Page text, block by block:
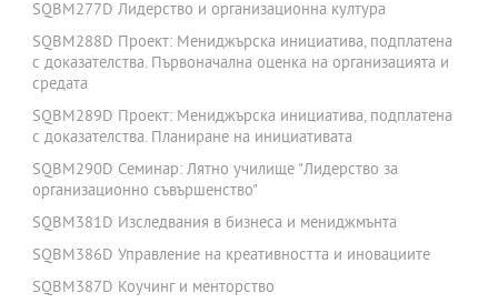
SQBM277D Лидерство и организационна култура
SQBM288D Проект: Мениджърска инициатива, подплатена
с доказателства. Първоначална оценка на организацията и
средата
SQBM289D Проект: Мениджърска инициатива, подплатена
с доказателства. Планиране на инициативата
SQBM290D Семинар: Лятно училище "Лидерство за
организационно съвършенство"
SQBM381D Изследвания в бизнеса и мениджмънта
SQBM386D Управление на креативността и иновациите
SQBM387D Коучинг и менторство